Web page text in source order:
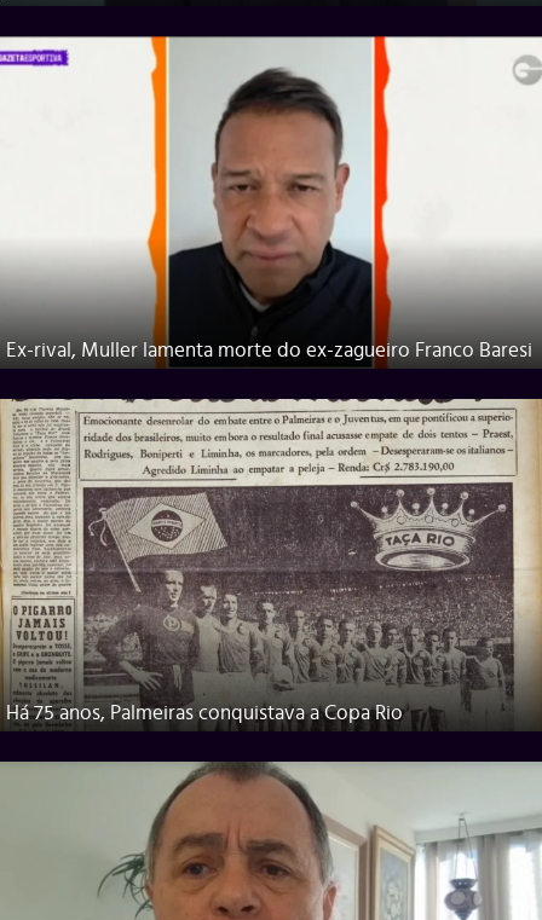
Ex-rival, Muller lamenta morte do ex-zagueiro Franco Baresi
Há 75 anos, Palmeiras conquistava a Copa Rio